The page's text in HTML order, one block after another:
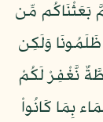
قُلْتُمْ يَا مُوسَى لَن نُّؤْمِنَ لَكَ حَتَّى نَرَى اللَّهَ جَهْرَةً فَأَخَذَتْكُمُ الصَّاعِقَةُ وَأَنتُمْ تَنظُرُونَ (55) ثُمَّ بَعَثْنَاكُم مِّن
ظَلَمُونَا وَلَكِن
حِطَّةٌ نَّغْفِرْ لَكُمْ
بِمَا كَانُواْ